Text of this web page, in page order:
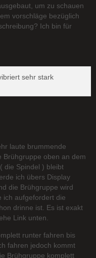
um zu schauen
vorschläge bezüglich
Ich bin für
sehr stark
laute brummende
Brühgruppe oben an dem
die Spindel ) bleibt
ich übers Display
die Brühgruppe wird
ich aufgefordert die
drinne ist. Es ist exakt
Link unten.
runter fahren bis
fahren jedoch kommt
Brühgruppe komplett